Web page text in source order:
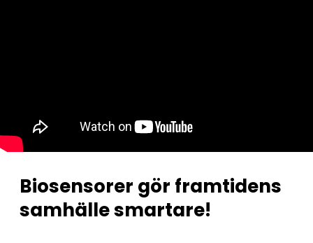
Biosensorer gör framtidens
samhälle smartare!